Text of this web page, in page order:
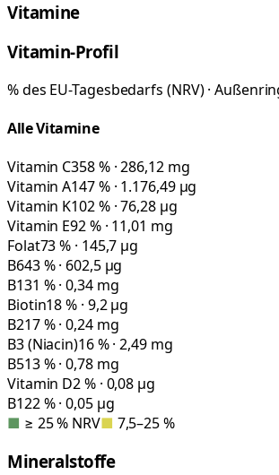
Vitamine
Vitamin-Profil
% des EU-Tagesbedarfs (NRV) ·
Alle Vitamine
Vitamin C358 % · 286,12 mg
Vitamin A147 % · 1.176,49 µg
Vitamin K102 % · 76,28 µg
Vitamin E92 % · 11,01 mg
Folat73 % · 145,7 µg
B643 % · 602,5 µg
B131 % · 0,34 mg
Biotin18 % · 9,2 µg
B217 % · 0,24 mg
B3 (Niacin)16 % · 2,49 mg
B513 % · 0,78 mg
Vitamin D2 % · 0,08 µg
B122 % · 0,05 µg
■ ≥ 25 % NRV■ 7,5–25 %
Mineralstoffe